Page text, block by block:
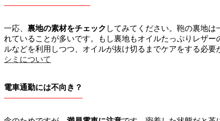
一応、 裏地の素材をチェック してみてください。鞄の裏地
れていることが多いです。もし裏地もオイルたっぷりレザ
ルなどを利用しつつ、オイルが抜け切るまでケアをする必要
シミについて
電車通勤には不向き？